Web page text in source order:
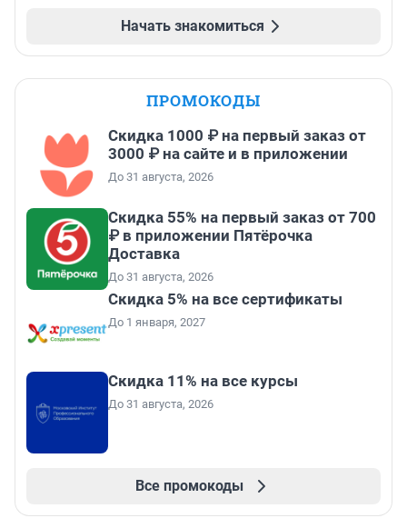
Начать знакомиться
ПРОМОКОДЫ
Скидка 1000 ₽ на первый заказ от
3000 ₽ на сайте и в приложении
До 31 августа, 2026
Скидка 55% на первый заказ от 700
₽ в приложении Пятёрочка
Доставка
До 31 августа, 2026
Скидка 5% на все сертификаты
До 1 января, 2027
Скидка 11% на все курсы
До 31 августа, 2026
Все промокоды